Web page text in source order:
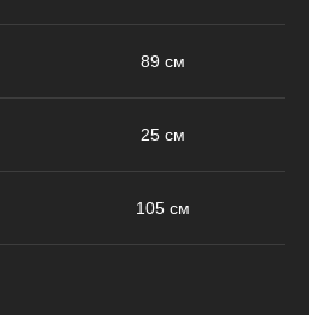
89 см
25 см
105 см